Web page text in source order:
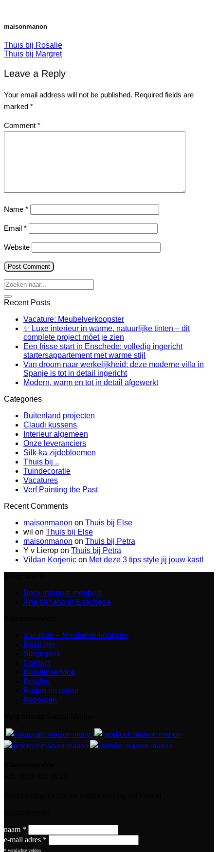
maisonmanon
Thuis bij Rosalie
Thuis bij Margret
Leave a Reply
Your email address will not be published. Required fields are
marked *
Comment *
Name *
Email *
Website
Recent Posts
Vacature: Meubelverkoopster
✨ Luxe interieur in warme, natuurlijke tinten – dit
complete project móet je zien
Een frisse start in Enschede: volledig ingericht
startersappartement met warme stijl
Van droom naar werkelijkheid: deze moderne villa in
Spanje is tot in detail ingericht
Modern, warm en tot in detail afgewerkt
Categories
Buitenland projecten
Claudi kussens
Interieur algemeen
Onze leveranciers
Silk-ka zijdebloemen
Thuis bij ..
Tuindecoratie
Vacatures
Verf Painting the Past
Recent Comments
maisonmanon on Thuis bij Else
wil on Thuis bij Else
maisonmanon on Thuis bij Petra
Y v Lierop on Thuis bij Petra
Vildan Korjenic on Met deze 3 tips style jij jouw kast!
Bocx Interiors meubels
Arte behang in Enschede
Vacature – Meubelverkoopster
Inspiratie
Stage plek
Contact
Klantenservice
Betalen
Ruilen en retour
Bezorgen
naam *
e-mail adres *
* verplichte velden